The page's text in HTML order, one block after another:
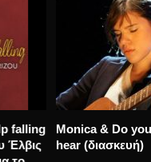
Monica & Do you hear
hear (διασκευή)